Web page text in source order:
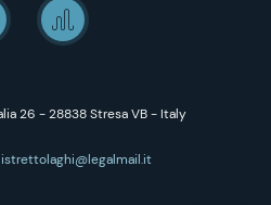
26 - 28838 Stresa VB - Italy